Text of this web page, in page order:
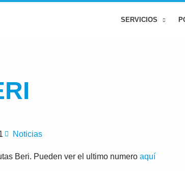
SERVICIOS
Noticias
Beri. Pueden ver el ultimo numero aquí